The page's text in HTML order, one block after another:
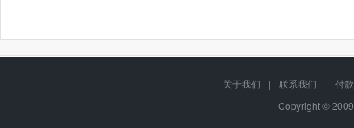
关于我们 | 联系我们 |
付
Copyright ©